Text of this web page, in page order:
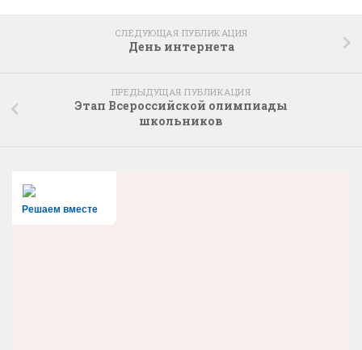
СЛЕДУЮЩАЯ ПУБЛИКАЦИЯ
День интернета
ПРЕДЫДУЩАЯ ПУБЛИКАЦИЯ
Этап Всероссийской олимпиады
школьников
Решаем вместе